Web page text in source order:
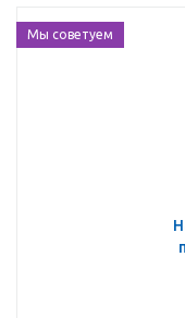
Мы советуем
Набор чайный на 6